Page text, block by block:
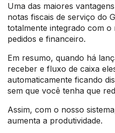
Uma das maiores
notas fiscais de serviço do
totalmente integrado com
pedidos e financeiro.
Em resumo, quando há
receber e fluxo de caixa
automaticamente ficando
sem que você tenha que
Assim, com o nosso
aumenta a produtividade.